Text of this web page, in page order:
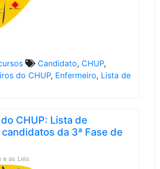
Candidato, CHUP,
do CHUP, Enfermeiro, Lista de
CHUP: Lista de
da 3ª Fase de
e as Leis